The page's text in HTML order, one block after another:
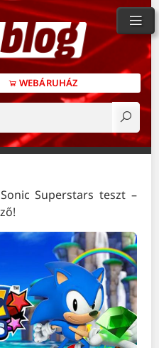
WEBÁRUHÁZ
Sonic Superstars teszt –